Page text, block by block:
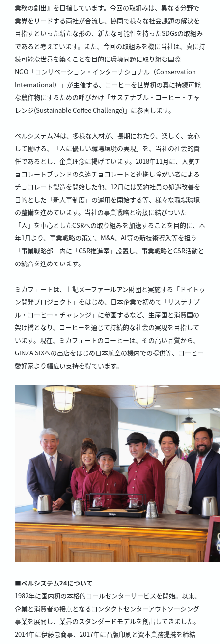
業務の創出』を目指しています。今回の取組みは、異なる分野で
業界をリードする両社が合流し、協同で様々な社会課題の解決を
目指すといった新たな形の、新たな可能性を持ったSDGsの取組み
であると考えています。また、今回の取組みを機に当社は、真に持
続可能な世界を築くことを目的に環境問題に取り組む国際
NGO「コンサベーション・インターナショナル（Conservation
International）」が主催する、コーヒーを世界初の真に持続可能
な農作物にするための呼びかけ「サステナブル・コーヒー・チャ
レンジ(Sustainable Coffee Challenge)」に参画します。
ベルシステム24は、多様な人材が、長期にわたり、楽しく、安心
して働ける、「人に優しい職場環境の実現」を、当社の社会的責
任であるとし、企業理念に掲げています。2018年11月に、人気チ
ョコレートブランドの久遠チョコレートと連携し障がい者による
チョコレート製造を開始した他、12月には契約社員の処遇改善を
目的とした「新人事制度」の運用を開始する等、様々な職場環境
の整備を進めています。当社の事業戦略と密接に結びついた
「人」を中心としたCSRへの取り組みを加速することを目的に、本
年1月より、事業戦略の策定、M&A、AI等の新技術導入等を担う
「事業戦略部」内に「CSR推進室」設置し、事業戦略とCSR活動と
の統合を進めています。
ミカフェートは、上記メーファールアン財団と実施する「ドイトゥ
ン開発プロジェクト」をはじめ、日本企業で初めて「サステナブ
ル・コーヒー・チャレンジ」に参画するなど、生産国と消費国の
架け橋となり、コーヒーを通じて持続的な社会の実現を目指して
います。現在、ミカフェートのコーヒーは、その高い品質から、
GINZA SIXへの出店をはじめ日本航空の機内での提供等、コーヒー
愛好家より幅広い支持を得ています。
■ベルシステム24について
1982年に国内初の本格的コールセンターサービスを開始。以来、
企業と消費者の接点となるコンタクトセンターアウトソーシング
事業を展開し、業界のスタンダードモデルを創出してきました。
2014年に伊藤忠商事、2017年に凸版印刷と資本業務提携を締結